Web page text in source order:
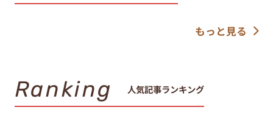
もっと見る
Ranking 人気記事ランキング